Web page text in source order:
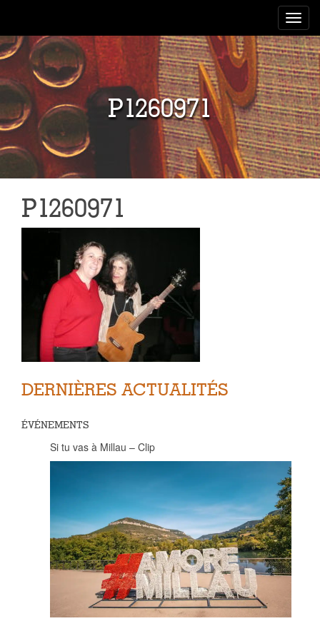
Toggle
P1260971
P1260971
DERNIÈRES ACTUALITÉS
ÉVÉNEMENTS
Si tu vas à Millau – Clip